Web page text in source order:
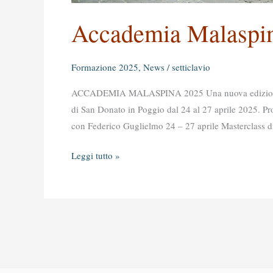
Accademia
Formazione 2025, News /setticlavio
ACCADEMIA MALASPINA 2025 Una nuova
di San Donato in Poggio dal 24 al 27 aprile 2025.
con Federico Guglielmo 24 – 27 aprile
Leggi tutto »